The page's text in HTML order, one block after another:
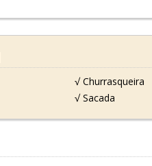
√ Churrasqueira
√ Sacada